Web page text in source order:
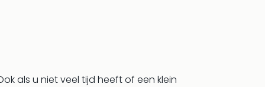
als u niet veel tijd heeft of een klein